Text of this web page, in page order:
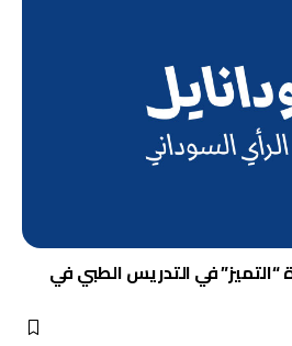
في التدريس الطبي في